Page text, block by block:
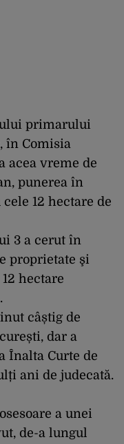
primarului
în Comisia
acea vreme de
punerea în
12 hectare de
3 a cerut în
proprietate şi
hectare
câștig de
dar a
Înalta Curte de
ani de judecată.
a unei
de-a lungul